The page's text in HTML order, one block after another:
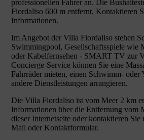
professionellen Fahrer an. Die
Fiordaliso 600 m entfernt. Kontaktieren
Informationen.
Im Angebot der Villa Fiordaliso stehen
Swimmingpool, Gesellschaftsspiele wie
oder Kabelfernsehen - SMART TV zur
Concierge-Service können Sie eine
Fahrräder mieten, einen Schwimm- oder
andere Dienstleistungen arrangieren.
Die Villa Fiordaliso ist vom Meer 2 km
Informationen über die Entfernung vom
dieser Internetseite oder kontaktieren
Mail oder Kontaktformular.